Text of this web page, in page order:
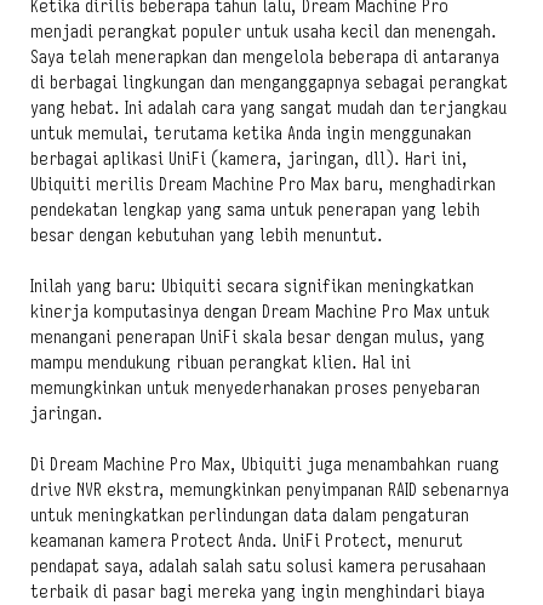
Ketika dirilis beberapa tahun lalu, Dream Machine Pro
menjadi perangkat populer untuk usaha kecil dan menengah.
Saya telah menerapkan dan mengelola beberapa di antaranya
di berbagai lingkungan dan menganggapnya sebagai perangkat
yang hebat. Ini adalah cara yang sangat mudah dan terjangkau
untuk memulai, terutama ketika Anda ingin menggunakan
berbagai aplikasi UniFi (kamera, jaringan, dll). Hari ini,
Ubiquiti merilis Dream Machine Pro Max baru, menghadirkan
pendekatan lengkap yang sama untuk penerapan yang lebih
besar dengan kebutuhan yang lebih menuntut.
Inilah yang baru: Ubiquiti secara signifikan meningkatkan
kinerja komputasinya dengan Dream Machine Pro Max untuk
menangani penerapan UniFi skala besar dengan mulus, yang
mampu mendukung ribuan perangkat klien. Hal ini
memungkinkan untuk menyederhanakan proses penyebaran
jaringan.
Di Dream Machine Pro Max, Ubiquiti juga menambahkan ruang
drive NVR ekstra, memungkinkan penyimpanan RAID sebenarnya
untuk meningkatkan perlindungan data dalam pengaturan
keamanan kamera Protect Anda. UniFi Protect, menurut
pendapat saya, adalah salah satu solusi kamera perusahaan
terbaik di pasar bagi mereka yang ingin menghindari biaya